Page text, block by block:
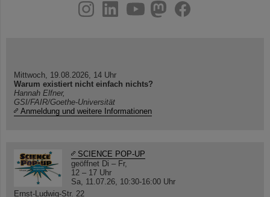
youtube
helmholtz.social
facebook
Mittwoch, 19.08.2026, 14 Uhr
Warum existiert nicht einfach nichts?
Hannah Elfner,
GSI/FAIR/Goethe-Universität
Anmeldung und weitere Informationen
SCIENCE POP-UP
geöffnet Di – Fr,
12 – 17 Uhr
Sa, 11.07.26, 10:30-16:00 Uhr
Ernst-Ludwig-Str. 22